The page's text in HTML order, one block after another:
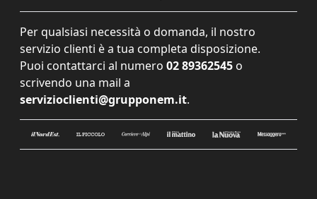
Per qualsiasi necessità o domanda, il nostro
servizio clienti è a tua completa disposizione.
Puoi contattarci al numero 02 89362545 o
scrivendo una mail a
servizioclienti@grupponem.it.